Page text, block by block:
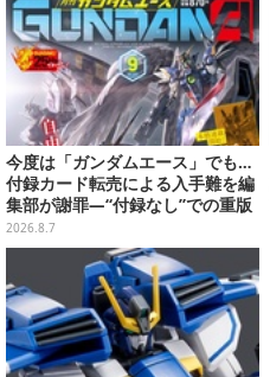
今度は「ガンダムエース」でも…
付録カード転売による入手難を編
集部が謝罪―“付録なし”での重版
対応を進行中
2026.8.7